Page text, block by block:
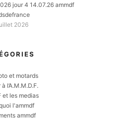
jour 4 14.07.26 ammdf
2026
et motards
l’A.M.M.D.F.
et les medias
l'ammdf
ammdf